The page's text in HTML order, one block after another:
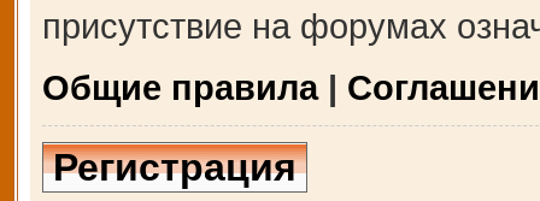
присутствие на форумах
Общие правила|
Регистрация